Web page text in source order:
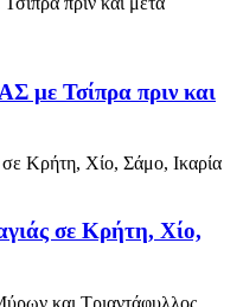
με Τσίπρα πριν και
σε Κρήτη, Χίο,